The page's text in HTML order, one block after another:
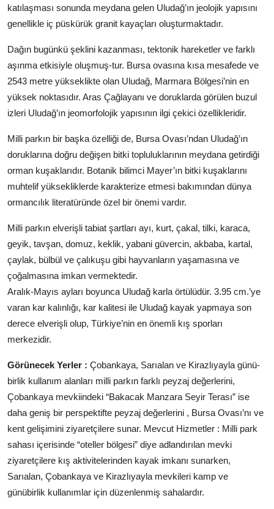
katılaşması sonunda meydana gelen Uludağ’ın jeolojik yapısını
genellikle iç püskürük granit kayaçları oluşturmaktadır.
Dağın bugünkü şeklini kazanması, tektonik hareketler ve farklı
aşınma etkisiyle oluşmuş-tur. Bursa ovasına kısa mesafede ve
2543 metre yükseklikte olan Uludağ, Marmara Bölgesi’nin en
yüksek noktasıdır. Aras Çağlayanı ve doruklarda görülen buzul
izleri Uludağ’ın jeomorfolojik yapısının ilgi çekici özellikleridir.
Milli parkın bir başka özelliği de, Bursa Ovası’ndan Uludağ’ın
doruklarına doğru değişen bitki topluluklarının meydana getirdiği
orman kuşaklarıdır. Botanik bilimci Mayer’ın bitki kuşaklarını
muhtelif yüksekliklerde karakterize etmesi bakımından dünya
ormancılık literatüründe özel bir önemi vardır.
Milli parkın elverişli tabiat şartları ayı, kurt, çakal, tilki, karaca,
geyik, tavşan, domuz, keklik, yabani güvercin, akbaba, kartal,
çaylak, bülbül ve çalıkuşu gibi hayvanların yaşamasına ve
çoğalmasına imkan vermektedir.
Aralık-Mayıs ayları boyunca Uludağ karla örtülüdür. 3.95 cm.’ye
varan kar kalınlığı, kar kalitesi ile Uludağ kayak yapmaya son
derece elverişli olup, Türkiye’nin en önemli kış sporları
merkezidir.
Görünecek Yerler : Çobankaya, Sarıalan ve Kirazlıyayla günü-
birlik kullanım alanları milli parkın farklı peyzaj değerlerini,
Çobankaya mevkiindeki “Bakacak Manzara Seyir Terası” ise
daha geniş bir perspektifte peyzaj değerlerini , Bursa Ovası’nı ve
kent gelişimini ziyaretçilere sunar. Mevcut Hizmetler : Milli park
sahası içerisinde “oteller bölgesi” diye adlandırılan mevki
ziyaretçilere kış aktivitelerinden kayak imkanı sunarken,
Sarıalan, Çobankaya ve Kirazlıyayla mevkileri kamp ve
günübirlik kullanımlar için düzenlenmiş sahalardır.